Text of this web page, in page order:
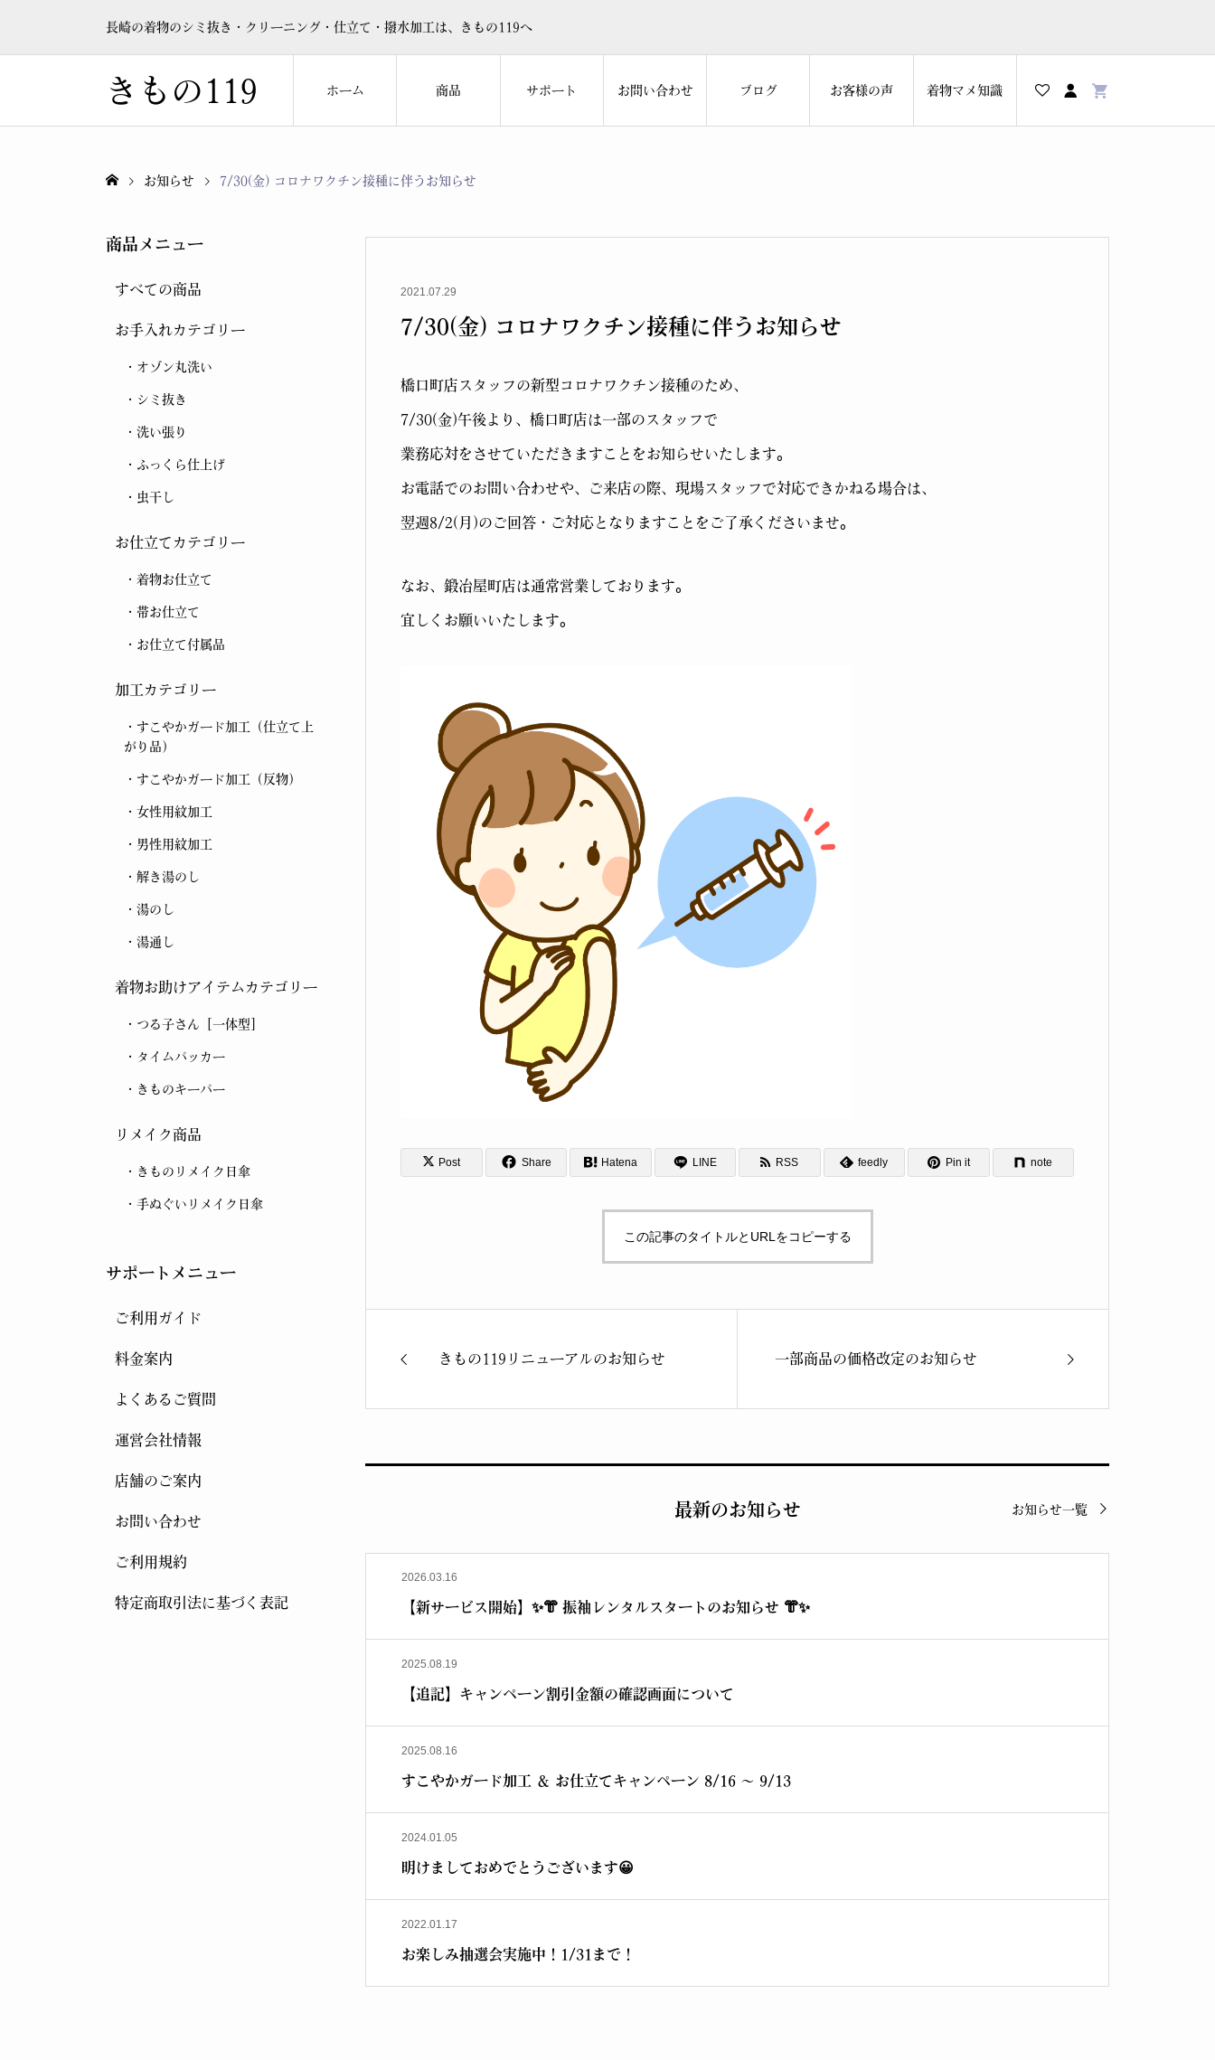
長崎の着物のシミ抜き・クリーニング・仕立て・撥水加工は、きもの119へ
きもの119 ホーム 商品 サポート お問い合わせ ブログ お客様の声 着物マメ知識
お知らせ 7/30(金) コロナワクチン接種に伴うお知らせ
2021.07.29
7/30(金) コロナワクチン接種に伴うお知らせ
橋口町店スタッフの新型コロナワクチン接種のため、
7/30(金)午後より、橋口町店は一部のスタッフで
業務応対をさせていただきますことをお知らせいたします。
お電話でのお問い合わせや、ご来店の際、現場スタッフで対応できかねる場合は、
翌週8/2(月)のご回答・ご対応となりますことをご了承くださいませ。
なお、鍛冶屋町店は通常営業しております。
宜しくお願いいたします。
Post Share Hatena LINE RSS feedly Pin it note
この記事のタイトルとURLをコピーする
きもの119リニューアルのお知らせ 一部商品の価格改定のお知らせ
最新のお知らせ お知らせ一覧
2026.03.16
【新サービス開始】✨👘 振袖レンタルスタートのお知らせ 👘✨
2025.08.19
【追記】キャンペーン割引金額の確認画面について
2025.08.16
すこやかガード加工 ＆ お仕立てキャンペーン 8/16 ～ 9/13
2024.01.05
明けましておめでとうございます😀
2022.01.17
お楽しみ抽選会実施中！1/31まで！
商品メニュー
すべての商品
お手入れカテゴリー
オゾン丸洗い
シミ抜き
洗い張り
ふっくら仕上げ
虫干し
お仕立てカテゴリー
着物お仕立て
帯お仕立て
お仕立て付属品
加工カテゴリー
すこやかガード加工（仕立て上
がり品）
すこやかガード加工（反物）
女性用紋加工
男性用紋加工
解き湯のし
湯のし
湯通し
着物お助けアイテムカテゴリー
つる子さん［一体型］
タイムパッカー
きものキーパー
リメイク商品
きものリメイク日傘
手ぬぐいリメイク日傘
サポートメニュー
ご利用ガイド
料金案内
よくあるご質問
運営会社情報
店舗のご案内
お問い合わせ
ご利用規約
特定商取引法に基づく表記